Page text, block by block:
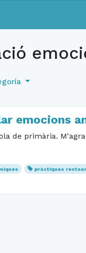
emocions
de primària.
pràctiques